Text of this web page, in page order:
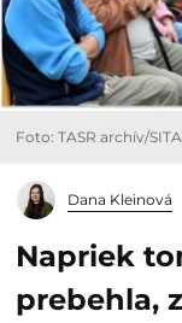
Foto: TASR archív/SITA
Dana Kleinová
Napriek
prebehla,